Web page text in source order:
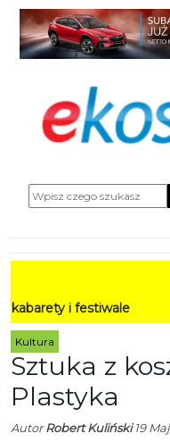
i festiwale
Kultura
Sztuka z
Plastyka
AutorRobert Kuliński19